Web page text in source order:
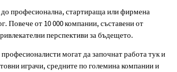
професионална, стартираща или фирмена
Повече от 10 000 компании, съставени от
перспективи за бъдещето.
могат да започнат работа тук и
играчи, средните по големина компании и